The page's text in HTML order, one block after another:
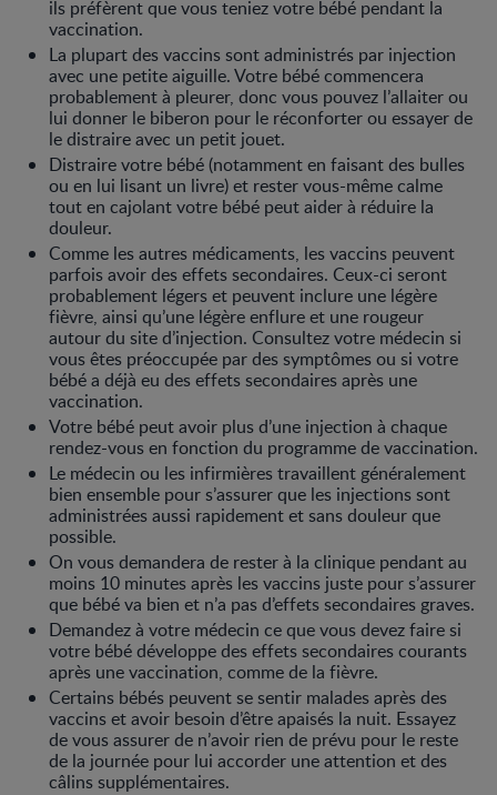
ils préfèrent que vous teniez votre bébé pendant la
vaccination.
La plupart des vaccins sont administrés par injection
avec une petite aiguille. Votre bébé commencera
probablement à pleurer, donc vous pouvez l’allaiter ou
lui donner le biberon pour le réconforter ou essayer de
le distraire avec un petit jouet.
Distraire votre bébé (notamment en faisant des bulles
ou en lui lisant un livre) et rester vous-même calme
tout en cajolant votre bébé peut aider à réduire la
douleur.
Comme les autres médicaments, les vaccins peuvent
parfois avoir des effets secondaires. Ceux-ci seront
probablement légers et peuvent inclure une légère
fièvre, ainsi qu’une légère enflure et une rougeur
autour du site d’injection. Consultez votre médecin si
vous êtes préoccupée par des symptômes ou si votre
bébé a déjà eu des effets secondaires après une
vaccination.
Votre bébé peut avoir plus d’une injection à chaque
rendez-vous en fonction du programme de vaccination.
Le médecin ou les infirmières travaillent généralement
bien ensemble pour s’assurer que les injections sont
administrées aussi rapidement et sans douleur que
possible.
On vous demandera de rester à la clinique pendant au
moins 10 minutes après les vaccins juste pour s’assurer
que bébé va bien et n’a pas d’effets secondaires graves.
Demandez à votre médecin ce que vous devez faire si
votre bébé développe des effets secondaires courants
après une vaccination, comme de la fièvre.
Certains bébés peuvent se sentir malades après des
vaccins et avoir besoin d’être apaisés la nuit. Essayez
de vous assurer de n’avoir rien de prévu pour le reste
de la journée pour lui accorder une attention et des
câlins supplémentaires.